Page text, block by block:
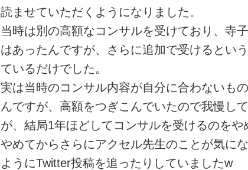
読ませていただくようになりました。
当時は別の高額なコンサルを受けており、寺
はあったんですが、さらに追加で受けるとい
ているだけでした。
実は当時のコンサル内容が自分に合わないも
んですが、高額をつぎこんでいたので我慢し
が、結局1年ほどしてコンサルを受けるのをや
やめてからさらにアクセル先生のことが気に
ようにTwitter投稿を追ったりしていましたw